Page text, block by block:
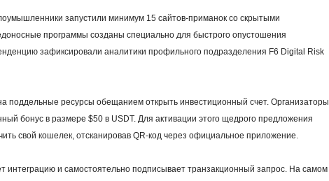
запустили минимум 15 сайтов-приманок со скрытыми
программы созданы специально для быстрого опустошения
зафиксировали аналитики профильного подразделения F6 Digital Risk
поддельные ресурсы обещанием открыть инвестиционный счет. Организаторы
бонус в размере $50 в USDT. Для активации этого щедрого предложения
свой кошелек, отсканировав QR-код через официальное приложение.
интеграцию и самостоятельно подписывает транзакционный запрос. На самом